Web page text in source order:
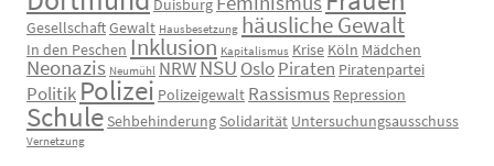
Duisburg
GesellschaftGewalt Hausbesetzung häusliche Gewalt
In den Peschen Inklusion Kapitalismus Krise Köln Mädchen
Neonazis Neumühl NRWNSU OsloPiraten Piratenpartei
Politik Polizei Polizeigewalt Rassismus Repression
Schule Sehbehinderung Solidarität Untersuchungsausschuss
Vernetzung